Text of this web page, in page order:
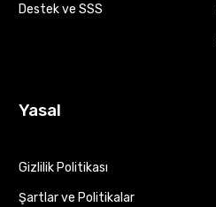
Destek ve SSS
Yasal
Gizlilik Politikası
Şartlar ve Politikalar